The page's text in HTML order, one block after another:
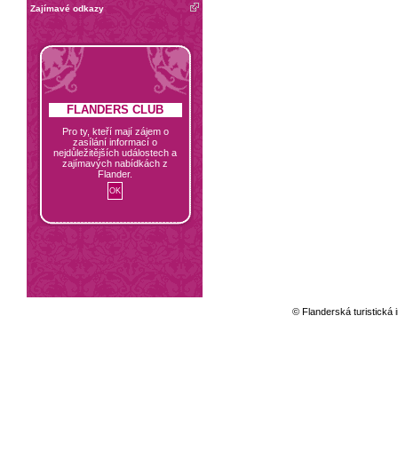
Zajímavé odkazy
FLANDERS CLUB
Pro ty, kteří mají zájem o
zasílání informací o
nejdůležitějších událostech a
zajímavých nabídkách z
Flander.
© Flanderská turistická